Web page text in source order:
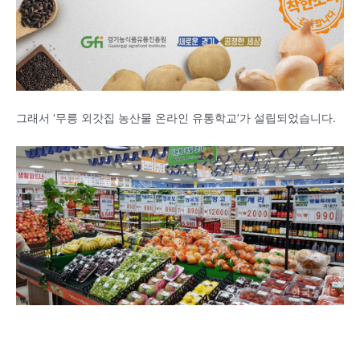
그래서 ‘무릉 외갓집 농산물 온라인 유통학교’가 설립되었습니다.